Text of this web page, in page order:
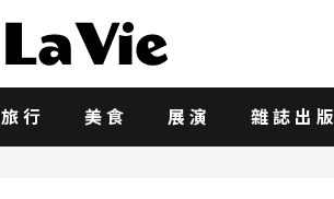
旅行 美食 展演 雜誌出版